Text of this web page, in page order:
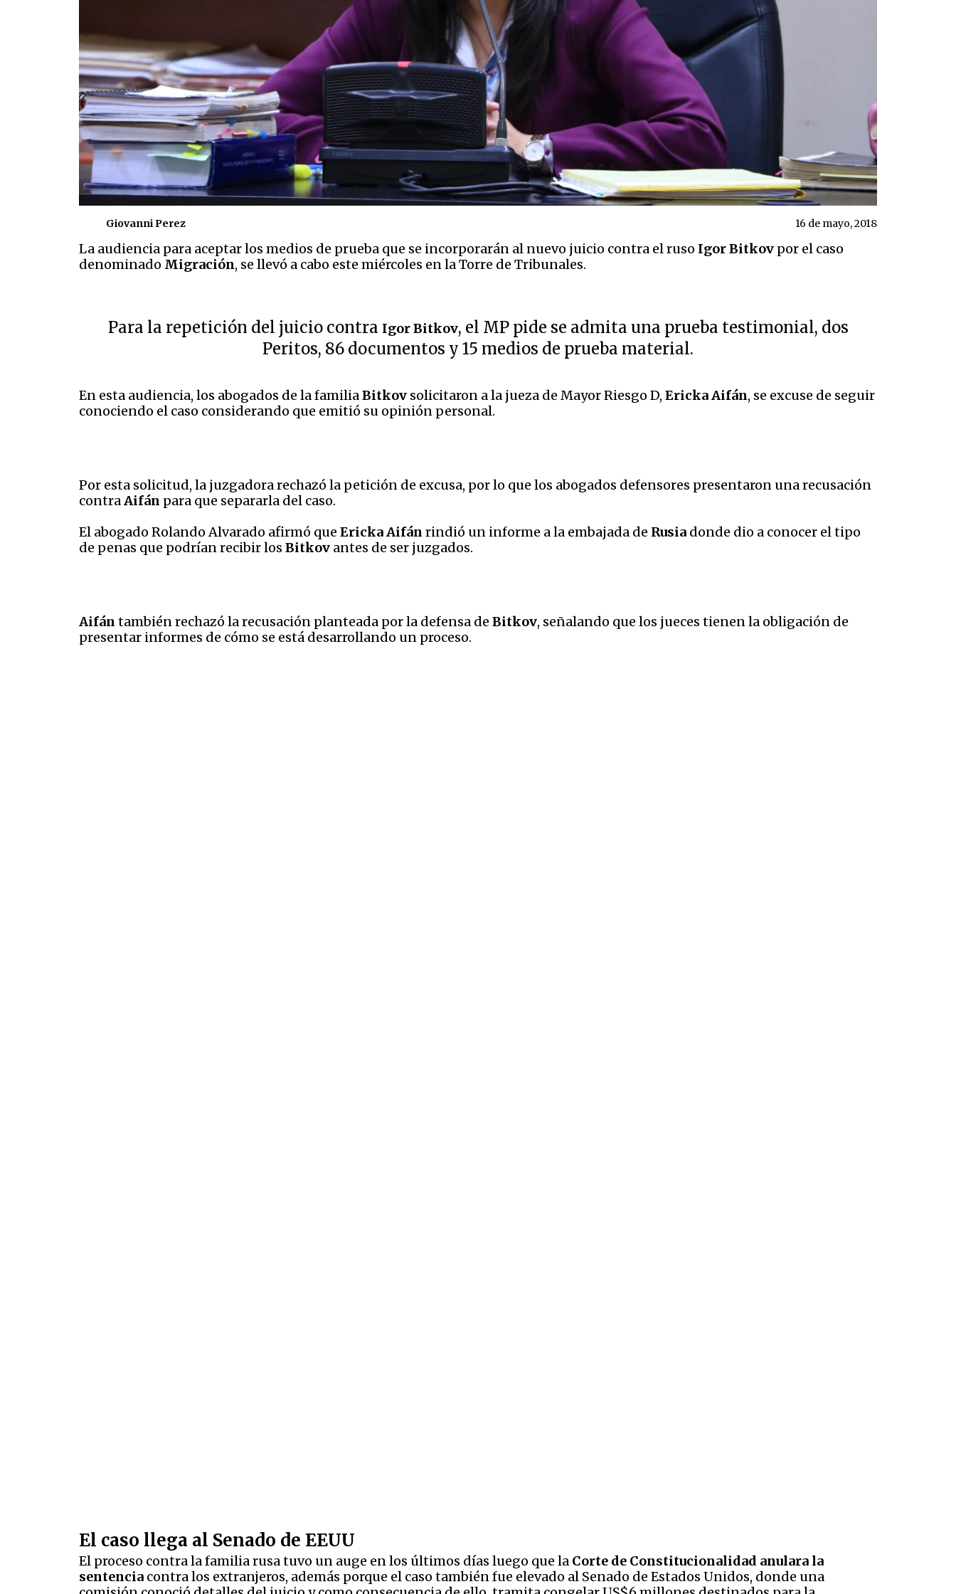
Giovanni Perez 16 de mayo, 2018
La audiencia para aceptar los medios de prueba que se incorporarán al nuevo juicio contra el ruso IgorBitkov por el caso
denominado Migración, se llevó a cabo este miércoles en la Torre de Tribunales.
Para la repetición del juicio contra Igor Bitkov, el MP pide se admita una prueba testimonial, dos
Peritos, 86 documentos y 15 medios de prueba material.
En esta audiencia, los abogados de la familiaBitkov solicitaron a la jueza de Mayor Riesgo D, Ericka Aifán, se excuse de seguir
conociendo el caso considerando que emitió su opinión personal.
Por esta solicitud, la juzgadora rechazó la petición de excusa, por lo que los abogados defensores presentaron una recusación
contraAifán para que separarla del caso.
El abogado Rolando Alvarado afirmó que Ericka Aifán rindió un informe a la embajada de Rusia donde dio a conocer el tipo
de penas que podrían recibir los Bitkov antes de ser juzgados.
Aifán también rechazó la recusación planteada por la defensa de Bitkov, señalando que los jueces tienen la obligación de
presentar informes de cómo se está desarrollando un proceso.
El caso llega al Senado de EEUU
El proceso contra la familia rusa tuvo un auge en los últimos días luego que la Corte de Constitucionalidad anulara la
sentencia contra los extranjeros, además porque el caso también fue elevado al Senado de Estados Unidos, donde una